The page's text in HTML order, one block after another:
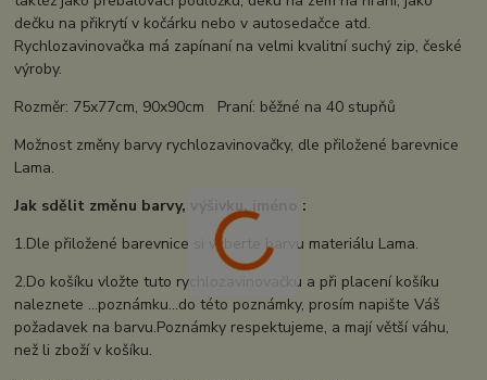
dečku na přikrytí v kočárku nebo v autosedačce atd.
Rychlozavinovačka má zapínaní na velmi kvalitní suchý zip, české
výroby.
Rozměr: 75x77cm, 90x90cm Praní: běžné na 40 stupňů
Možnost změny barvy rychlozavinovačky, dle přiložené barevnice
Lama.
Jak sdělit změnu barvy, výšivku, jméno :
1.Dle přiložené barevnice si vyberte barvu materiálu Lama.
2.Do košíku vložte tuto rychlozavinovačku a při placení košíku
naleznete ...poznámku...do této poznámky, prosím napište Váš
požadavek na barvu.Poznámky respektujeme, a mají větší váhu,
než li zboží v košíku.